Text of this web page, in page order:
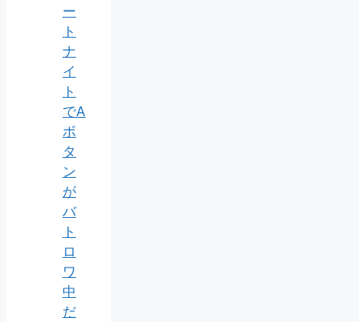
ー
ト
ナ
イ
ト
でA
ボ
タ
ン
が
バ
ト
ロ
ワ
中
だ